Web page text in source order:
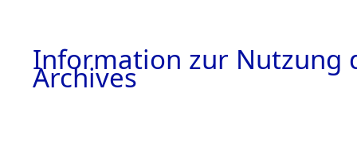
Information zur Nutzung
Archives